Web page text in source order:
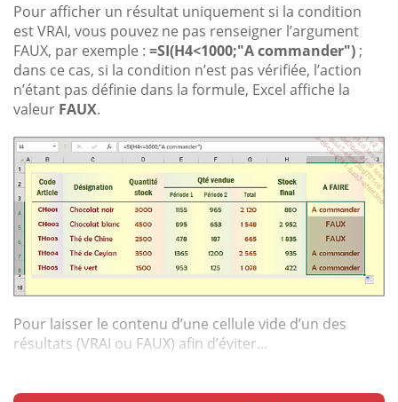
Pour afficher un résultat uniquement si la condition
est VRAI, vous pouvez ne pas renseigner l’argument
FAUX, par exemple : =SI(H4<1000;"A commander") ;
dans ce cas, si la condition n’est pas vérifiée, l’action
n’étant pas définie dans la formule, Excel affiche la
valeur FAUX.
Pour laisser le contenu d’une cellule vide d’un des
résultats (VRAI ou FAUX) afin d’éviter...